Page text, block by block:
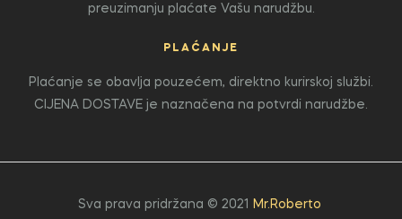
preuzimanju plaćate Vašu narudžbu.
PLAĆANJE
Plaćanje se obavlja pouzećem, direktno kurirskoj službi.
CIJENA DOSTAVE je naznačena na potvrdi narudžbe.
Sva prava pridržana © 2021 Mr.Roberto